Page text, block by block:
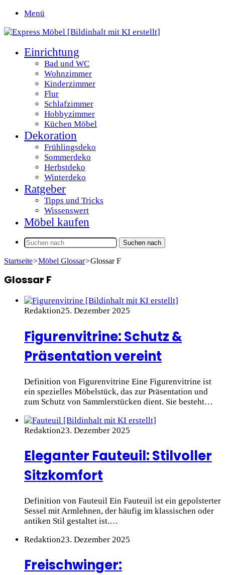
Menü
Einrichtung
Bad und WC
Wohnzimmer
Kinderzimmer
Flur
Schlafzimmer
Hobbyzimmer
Küchen Möbel
Dekoration
Frühlingsdeko
Sommerdeko
Herbstdeko
Winterdeko
Ratgeber
Tipps und Tricks
Wissenswert
Möbel kaufen
Suchen nach
Startseite>Möbel Glossar>Glossar F
Glossar F
Redaktion25. Dezember 2025
Figurenvitrine: Schutz &
Präsentation vereint
Definition von Figurenvitrine Eine Figurenvitrine ist
ein spezielles Möbelstück, das zur Präsentation und
zum Schutz von Sammlerstücken dient. Sie besteht…
Redaktion23. Dezember 2025
Eleganter Fauteuil: Stilvoller
Sitzkomfort
Definition von Fauteuil Ein Fauteuil ist ein gepolsterter
Sessel mit Armlehnen, der häufig im klassischen oder
antiken Stil gestaltet ist.…
Redaktion23. Dezember 2025
Freischwinger: